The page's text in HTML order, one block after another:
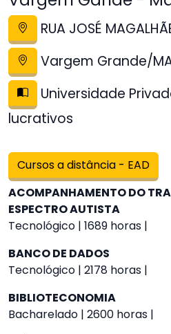
RUA JOSÉ
Vargem Grande/
Universidade
lucrativos
Cursos a distância - EAD
ACOMPANHAMENTO DO
ESPECTRO AUTISTA
Tecnológico | 1689 horas |
BANCO DE DADOS
Tecnológico | 2178 horas |
BIBLIOTECONOMIA
Bacharelado | 2600 horas |